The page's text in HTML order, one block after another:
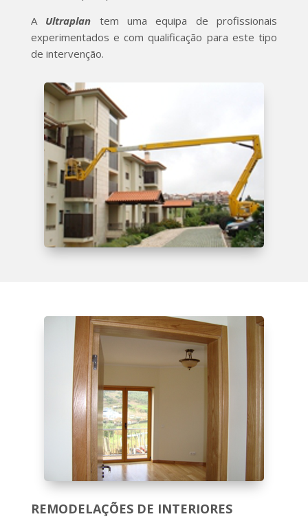
A Ultraplan
tem uma equipa de profissionais
experimentados e com qualificação para este tipo
de intervenção.
REMODELAÇÕES DE INTERIORES